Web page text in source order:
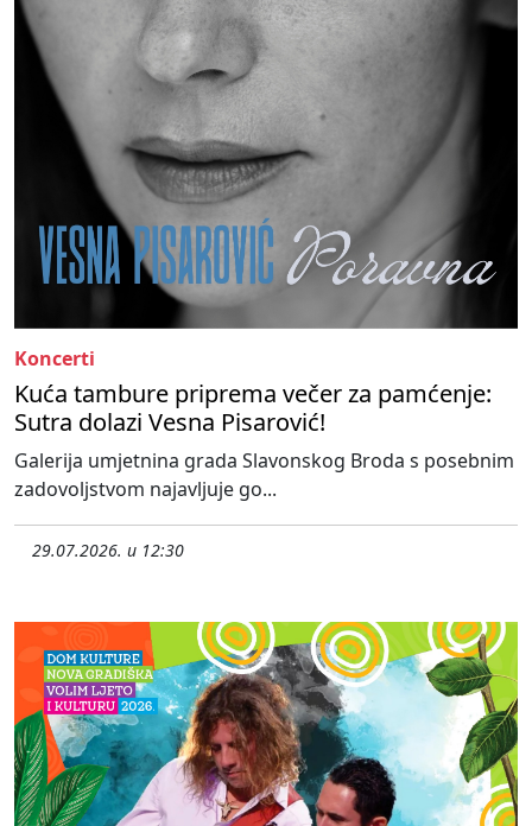
Koncerti
Kuća tambure priprema večer za pamćenje:
Sutra dolazi Vesna Pisarović!
Galerija umjetnina grada Slavonskog Broda s posebnim
zadovoljstvom najavljuje go...
29.07.2026. u 12:30